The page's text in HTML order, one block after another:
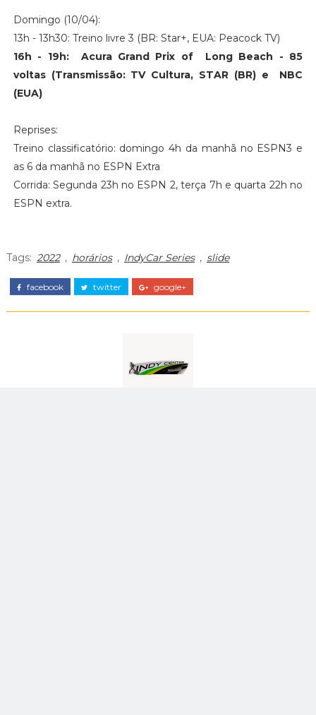
Domingo (10/04):
13h - 13h30: Treino livre 3 (BR: Star+, EUA: Peacock TV)
16h - 19h: Acura Grand Prix of Long Beach - 85
voltas (Transmissão: TV Cultura, STAR (BR) e NBC
(EUA)
Reprises:
Treino classificatório: domingo 4h da manhã no ESPN3 e
as 6 da manhã no ESPN Extra
Corrida: Segunda 23h no ESPN 2, terça 7h e quarta 22h no
ESPN extra.
Tags: 2022 , horários , IndyCar Series , slide
facebook twitter google+